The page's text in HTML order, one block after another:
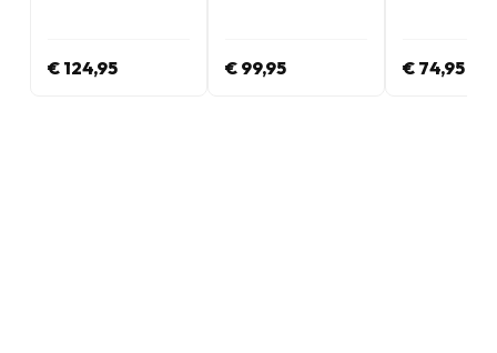
€ 124,95 € 99,95 € 74,95